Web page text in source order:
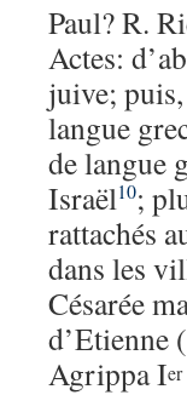
Paul? R.
Actes:
juive;
langue
de langue
Israël10;
rattachés
dans les
Césarée
d’Etienne
Agrippa Ier